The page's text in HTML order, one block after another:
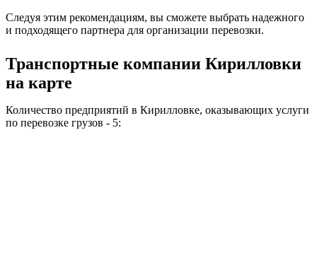
Следуя этим рекомендациям, вы сможете выбрать надежного
и подходящего партнера для организации перевозки.
Транспортные компании Кирилловки
на карте
Количество предприятий в Кирилловке, оказывающих услуги
по перевозке грузов - 5: